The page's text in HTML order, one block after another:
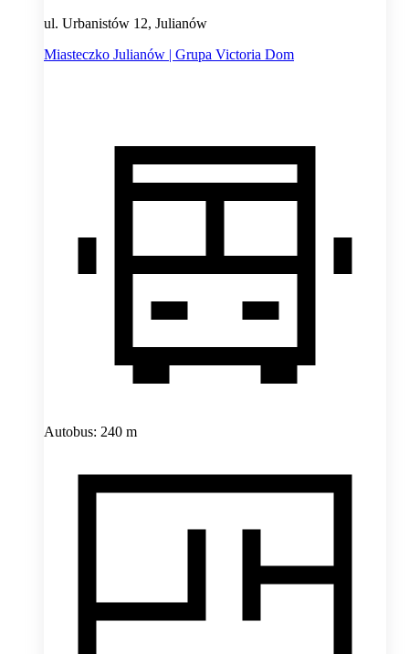
ul. Urbanistów 12, Julianów
Miasteczko Julianów | Grupa Victoria Dom
Autobus: 240 m